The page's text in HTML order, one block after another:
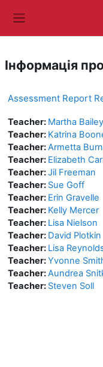
Інформація
Assessment Report
Teacher: Martha Bailey
Teacher: Katrina
Teacher:Armetta
Teacher: Elizabeth
Teacher:Jil Freeman
Teacher: Sue Goff
Teacher: Erin Gravelle
Teacher: Kelly Mercer
Teacher: Lisa Nielson
Teacher: David Plotkin
Teacher: Lisa
Teacher:Yvonne
Teacher:Aundrea
Teacher: Steven Soll